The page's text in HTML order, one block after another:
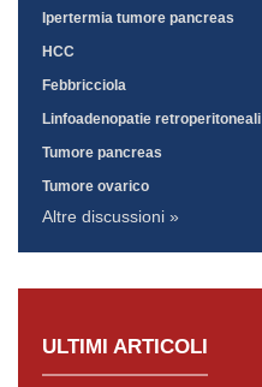
Ipertermia tumore pancreas
HCC
Febbricciola
Linfoadenopatie retroperitoneali
Tumore pancreas
Tumore ovarico
Altre discussioni »
ULTIMI ARTICOLI